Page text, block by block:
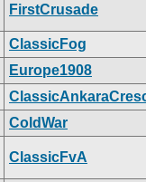
FirstCrusade
ClassicFog
Europe1908
ColdWar
ClassicFvA